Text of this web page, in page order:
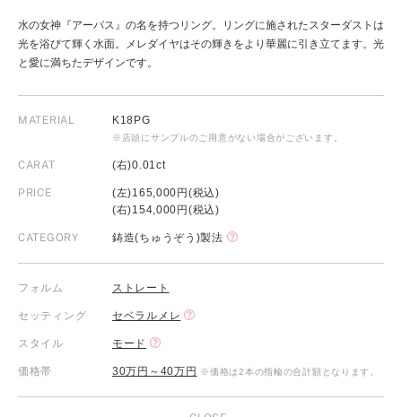
水の女神『アーパス』の名を持つリング。リングに施されたスターダストは
光を浴びて輝く水面。メレダイヤはその輝きをより華麗に引き立てます。光
と愛に満ちたデザインです。
MATERIAL K18PG
※店頭にサンプルのご用意がない場合がございます。
CARAT (右)0.01ct
PRICE
(左)165,000円(税込)
(右)154,000円(税込)
CATEGORY 鋳造(ちゅうぞう)製法
フォルム ストレート
セッティング セベラルメレ
スタイル モード
価格帯 30万円～40万円 ※価格は2本の指輪の合計額となります。